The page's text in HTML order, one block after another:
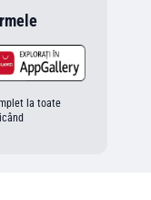
la toate